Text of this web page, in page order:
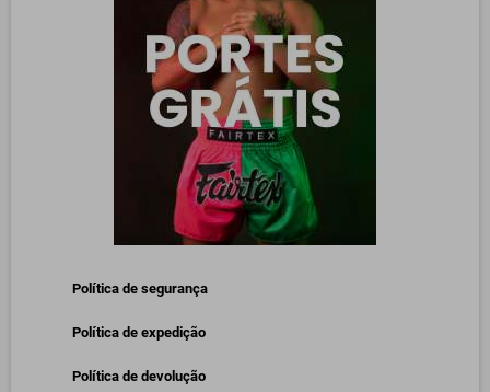
Política de segurança
Política de expedição
Política de devolução